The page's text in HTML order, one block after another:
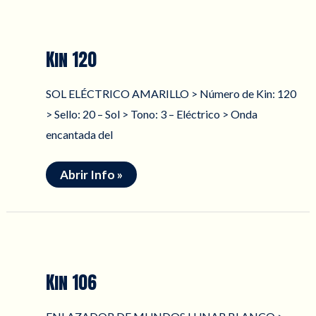
Kin 120
SOL ELÉCTRICO AMARILLO > Número de Kin: 120
> Sello: 20 – Sol > Tono: 3 – Eléctrico > Onda
encantada del
Kin
120
Abrir Info »
Kin 106